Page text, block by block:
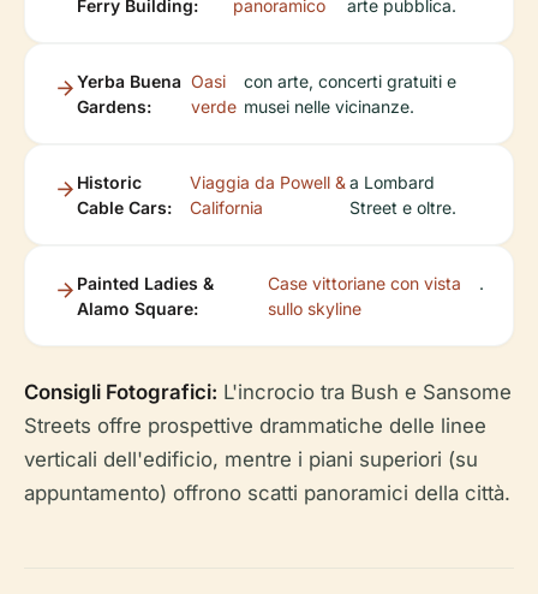
Ferry Building:
panoramico
arte pubblica.
Yerba Buena
Gardens:
Oasi
verde
con arte, concerti gratuiti e
musei nelle vicinanze.
Historic
Cable Cars:
Viaggia da Powell &
California
a Lombard
Street e oltre.
Painted Ladies &
Alamo Square:
Case vittoriane con vista
sullo skyline
.
Consigli Fotografici: L'incrocio tra Bush e Sansome
Streets offre prospettive drammatiche delle linee
verticali dell'edificio, mentre i piani superiori (su
appuntamento) offrono scatti panoramici della città.